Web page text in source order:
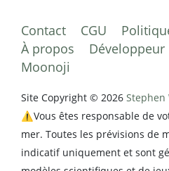
Contact CGU
À propos
Développeur
Moonoji
Site Copyright © 2026 Stephen
⚠️Vous êtes responsable de
mer. Toutes les prévisions de
indicatif uniquement et sont